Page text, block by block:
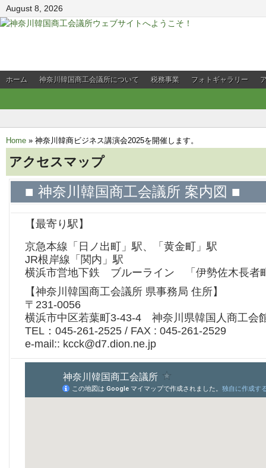
August 8, 2026
ホーム 神奈川韓国商工会議所について 税務事業 フォトギャラリー
Home » 神奈川韓商ビジネス講演会2025を開催します。
アクセスマップ
■ 神奈川韓国商工会議所 案内図 ■
【最寄り駅】
京急本線「日ノ出町」駅、「黄金町」駅
JR根岸線「関内」駅
横浜市営地下鉄 ブルーライン 「伊勢佐木長者
【神奈川韓国商工会議所 県事務局 住所】
〒231-0056
横浜市中区若葉町3-43-4 神奈川県韓国人商工会
TEL：045-261-2525 / FAX : 045-261-2529
e-mail:: kcck@d7.dion.ne.jp